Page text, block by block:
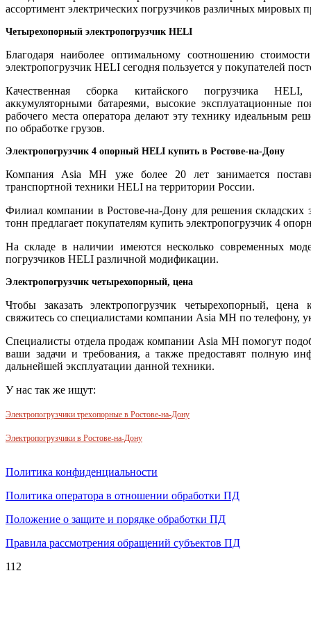
ассортимент электрических погрузчиков различных мировых
Четырехопорный электропогрузчик HELI
Благодаря наиболее оптимальному соотношению
электропогрузчик HELI сегодня пользуется у покупателей
Качественная сборка китайского погрузчика
аккумуляторными батареями, высокие эксплуатационные
рабочего места оператора делают эту технику идеальным
по обработке грузов.
Электропогрузчик 4 опорный HELI купить в Ростове-на-Дону
Компания Asia MH уже более 20 лет занимается
транспортной техники HELI на территории России.
Филиал компании в Ростове-на-Дону для решения складских
тонн предлагает покупателям купить электропогрузчик 4
На складе в наличии имеются несколько современных
погрузчиков HELI различной модификации.
Электропогрузчик четырехопорный, цена
Чтобы заказать электропогрузчик четырехопорный, цена
свяжитесь со специалистами компании Asia MH по телефону,
Специалисты отдела продаж компании Asia MH помогут
ваши задачи и требования, а также предоставят полную
дальнейшей эксплуатации данной техники.
У нас так же ищут:
Электропогрузчики трехопорные в Ростове-на-Дону
Электропогрузчики в Ростове-на-Дону
Политика конфиденциальности
Политика оператора в отношении обработки ПД
Положение о защите и порядке обработки ПД
Правила рассмотрения обращений субъектов ПД
112